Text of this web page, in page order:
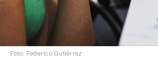
Foto: Federico Gutiérrez